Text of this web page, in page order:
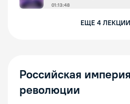
01:13:48
ЕЩЕ 4 ЛЕКЦИИ
Российская
революции